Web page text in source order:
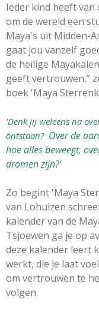
Ieder kind heeft van
om de wereld een
Maya's uit Midden-
gaat jou vanzelf
de heilige
geeft vertrouwen,”
boek 'Maya
'Denk jij weleens na
ontstaan? Over de
hoe alles beweegt,
dromen zijn?'
Zo begint 'Maya
van Lohuizen
kalender van de
Tsjoewen ga je op
deze kalender leert
werkt, die je laat
om vertrouwen te
volgen.